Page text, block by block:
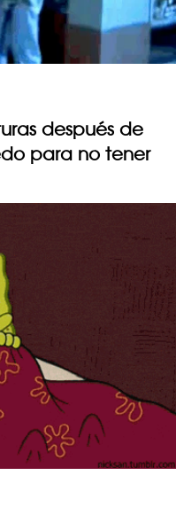
después de
para no tener